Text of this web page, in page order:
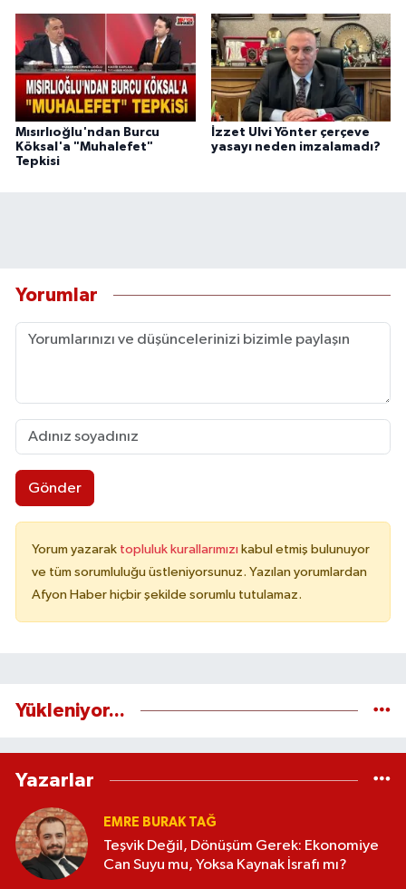
Mısırlıoğlu'ndan Burcu
Köksal'a "Muhalefet"
Tepkisi
İzzet Ulvi Yönter çerçeve
yasayı neden imzalamadı?
Yorumlar
Gönder
Yorum yazarak topluluk kurallarımızı kabul etmiş bulunuyor
ve tüm sorumluluğu üstleniyorsunuz. Yazılan yorumlardan
Afyon Haber hiçbir şekilde sorumlu tutulamaz.
Yükleniyor...
Yazarlar
EMRE BURAK TAĞ
Teşvik Değil, Dönüşüm Gerek: Ekonomiye
Can Suyu mu, Yoksa Kaynak İsrafı mı?